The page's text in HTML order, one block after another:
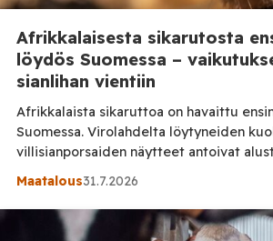
Afrikkalaisesta sikarutosta
löydös Suomessa –
sianlihan vientiin
Afrikkalaista sikaruttoa on havaittu
Suomessa. Virolahdelta löytyneiden
villisianporsaiden näytteet antoivat
tuloksen, minkä vuoksi viranomaiset
sikaruttoa aiheuttavaa virusta löytyi
villisianporsaasta Virolahden
Maatalous31.7.2026